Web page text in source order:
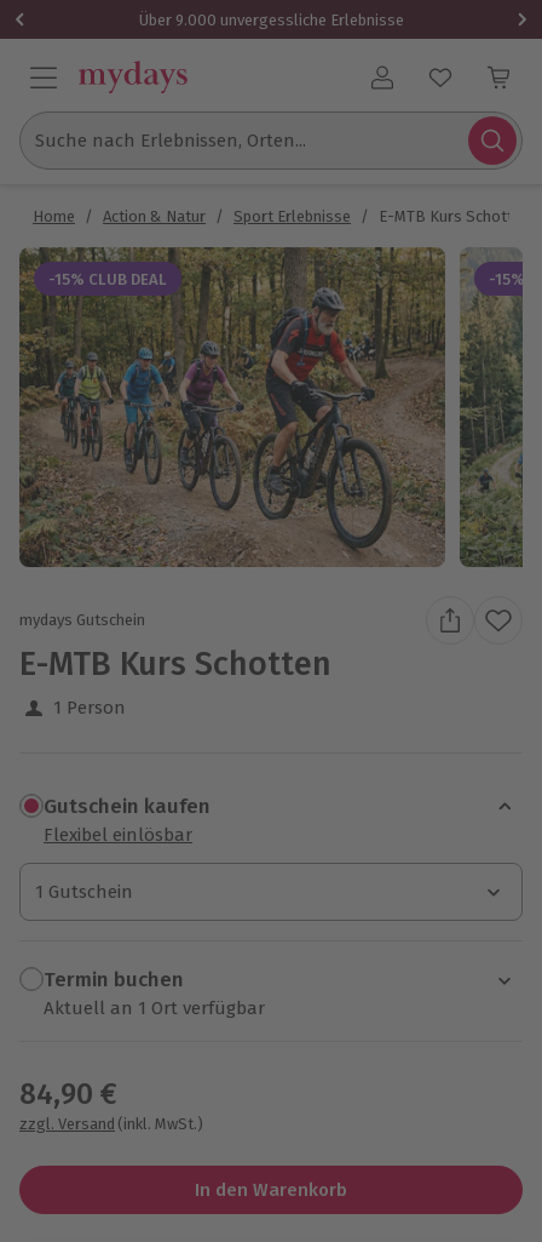
Über 9.000 unvergessliche Erlebnisse
Benutzerkonto
Suche nach Erlebnissen, Orten...
Home / Action & Natur / Sport Erlebnisse / E-MTB Kurs Schotten
-15% CLUB DEAL -15%
mydays Gutschein
E-MTB Kurs Schotten
1 Person
Gutschein kaufen
Flexibel einlösbar
1 Gutschein
1 Gutschein
1 Gutschein
Termin buchen
Aktuell an 1 Ort verfügbar
84,90 €
zzgl. Versand (inkl. MwSt.)
In den Warenkorb